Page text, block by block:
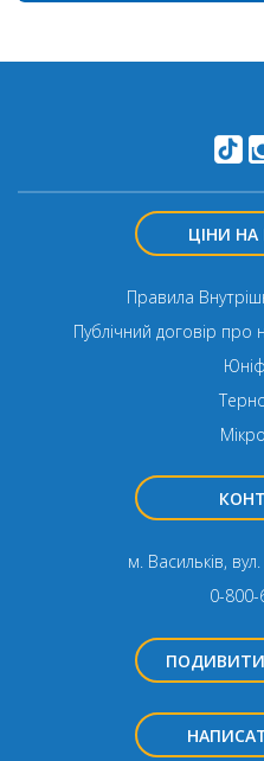
ЦІНИ
Правила
Публічний договір про
м. Васильків,
0-